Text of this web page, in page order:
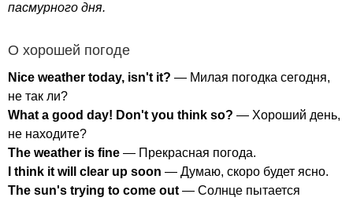
пасмурного дня.
О хорошей погоде
Nice weather today, isn't it? — Милая погодка сегодня,
не так ли?
What a good day! Don't you think so? — Хороший день,
не находите?
The weather is fine — Прекрасная погода.
think it will clear up soon — Думаю, скоро будет ясно.
The sun's trying to come out — Солнце пытается